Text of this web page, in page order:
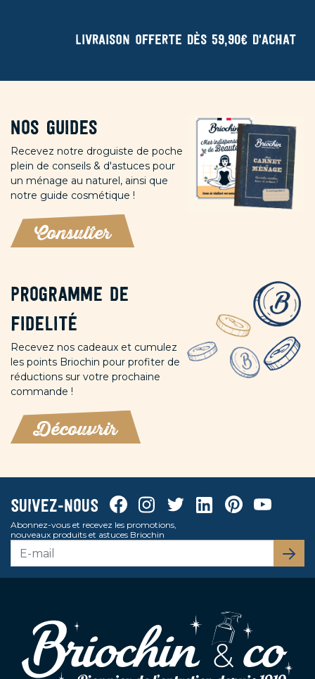
Livraison offerte dès 59,90€ d'achat
Nos guides
Recevez notre droguiste de poche
plein de conseils & d'astuces pour
un ménage au naturel, ainsi que
notre guide cosmétique !
Consulter
Programme de
fidelité
Recevez nos cadeaux et cumulez
les points Briochin pour profiter de
réductions sur votre prochaine
commande !
Découvrir
Suivez-nous FacebookInstagramTwitterLinkedinPinterestYoutube
Abonnez-vous et recevez les promotions,
nouveaux produits et astuces Briochin